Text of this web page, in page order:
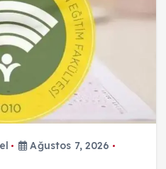
Ağustos 7, 2026